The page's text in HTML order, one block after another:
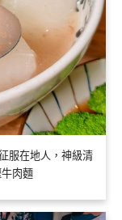
服在地人，神級清
肉麵